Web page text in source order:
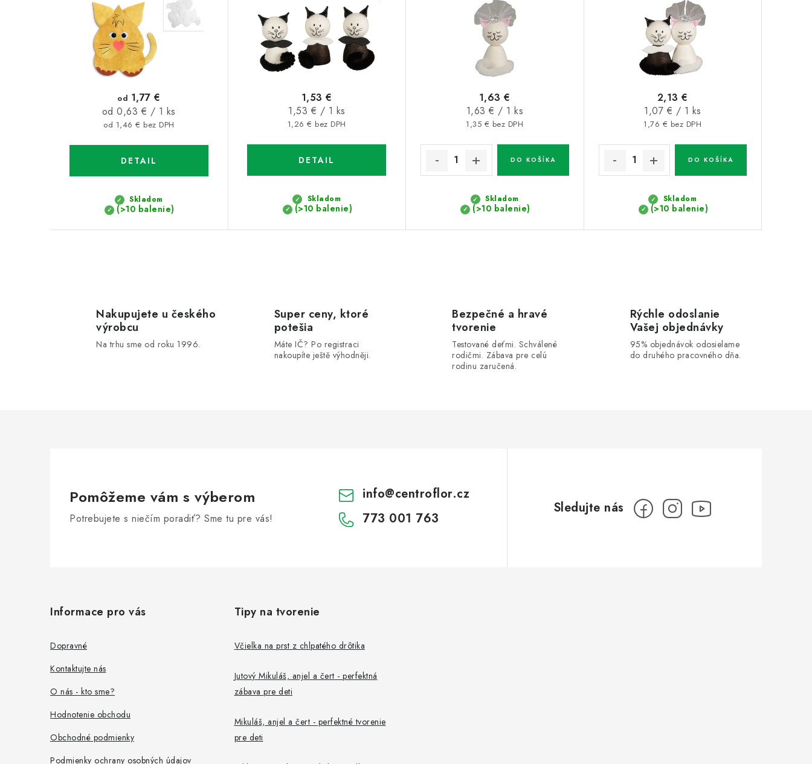
v
v
Skladom
(>10 balenie)
od 1,46 € bez DPH
od 1,77 €
Jednotková
cena:
od 0,63 € / 1 ks
DETAIL
Skladom
(>10 balenie)
1,26 € bez DPH
1,53 €
Jednotková
cena:
1,53 € / 1 ks
DETAIL
Skladom
(>10 balenie)
1,35 € bez DPH
1,63 €
Jednotková
cena:
1,63 € / 1 ks
DO KOŠÍKA
Skladom
(>10 balenie)
1,76 € bez DPH
2,13 €
Jednotková
cena:
1,07 € / 1 ks
DO KOŠÍKA
i
s
u
Nakupujete u českého
výrobcu
Na trhu sme od roku 1996.
Super ceny, ktoré
potešia
Máte IČ? Po registraci
nakoupíte ještě výhodněji.
Bezpečné a hravé
tvorenie
Testované deťmi. Schválené
rodičmi. Zábava pre celú
rodinu zaručená.
Rýchle odoslanie
Vašej objednávky
95% objednávok odosielame
do druhého pracovného dňa.
Pomôžeme vám s výberom
Potrebujete s niečím poradiť? Sme tu pre vás!
info@centroflor.cz
773 001 763
Informace pro vás
Dopravné
Kontaktujte nás
O nás - kto sme?
Hodnotenie obchodu
Obchodné podmienky
Podmienky ochrany osobných údajov
Tipy na tvorenie
Včielka na prst z chlpatého drôtika
Jutový Mikuláš, anjel a čert - perfektná
zábava pre deti
Mikuláš, anjel a čert - perfektné tvorenie
pre deti